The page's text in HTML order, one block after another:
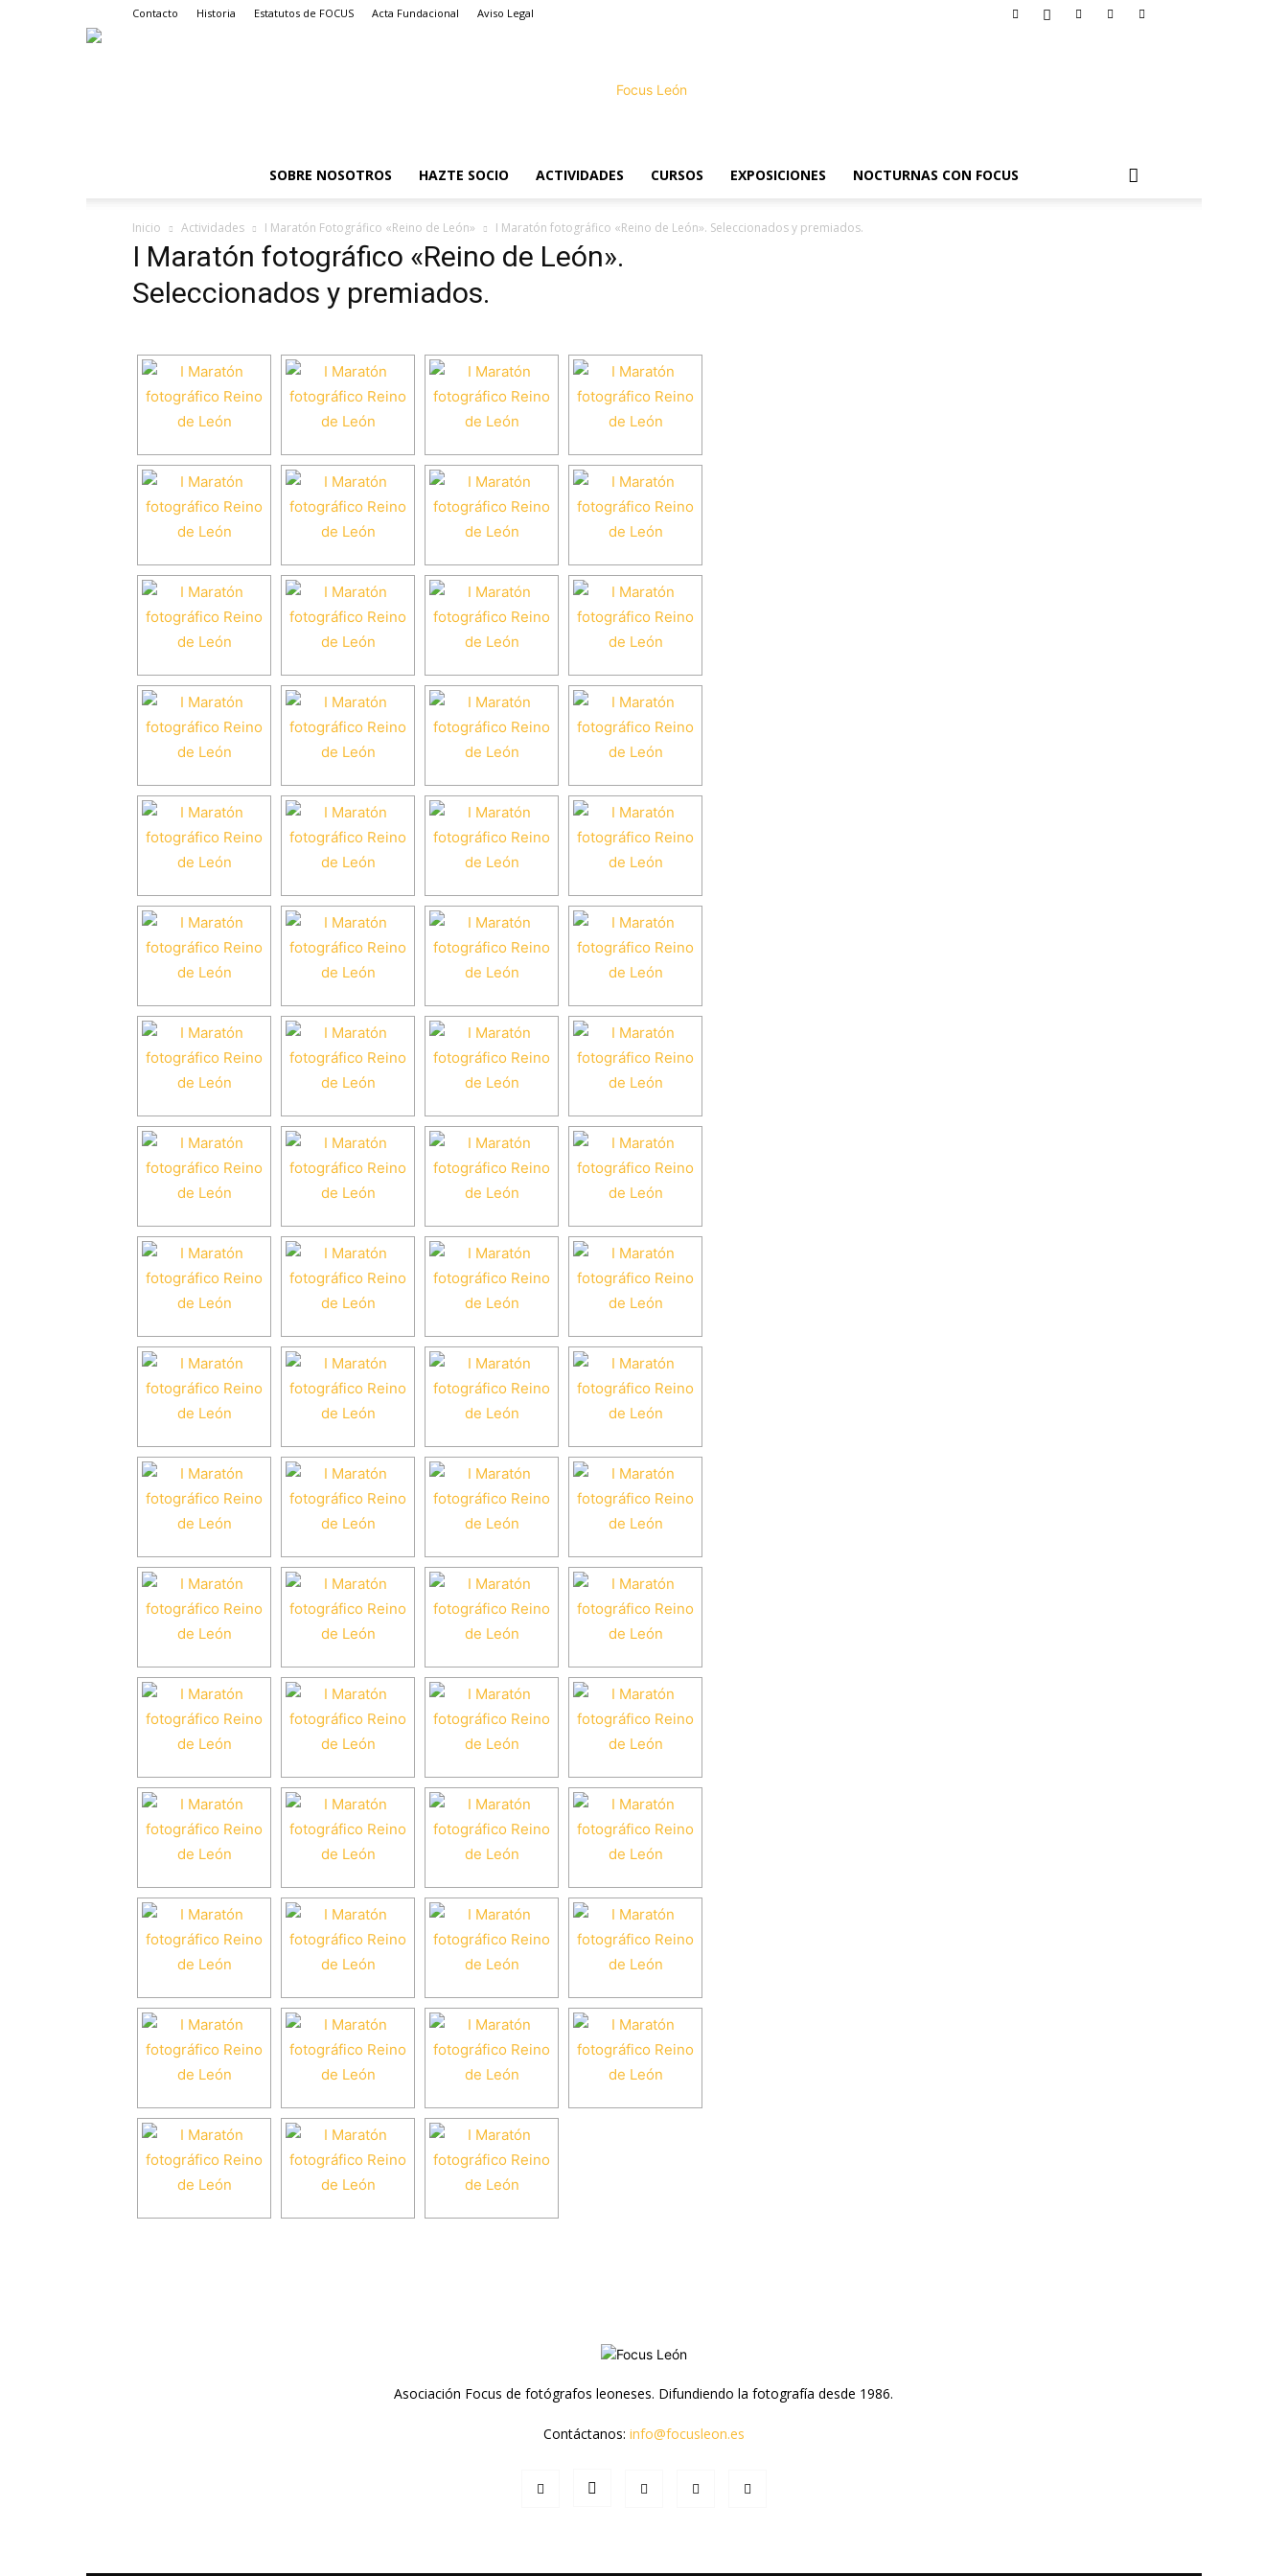
Contacto Historia Estatutos de FOCUS Acta Fundacional Aviso Legal
SOBRE NOSOTROS HAZTE SOCIO ACTIVIDADES CURSOS EXPOSICIONES NOCTURNAS CON FOCUS
Inicio Actividades I Maratón Fotográfico «Reino de León» I Maratón fotográfico «Reino de León». Seleccionados y premiados.
I Maratón fotográfico «Reino de León».
Seleccionados y premiados.
Asociación Focus de fotógrafos leoneses. Difundiendo la fotografía desde 1986.
Contáctanos: info@focusleon.es